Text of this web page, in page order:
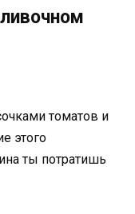
томатов и
этого
ты потратишь